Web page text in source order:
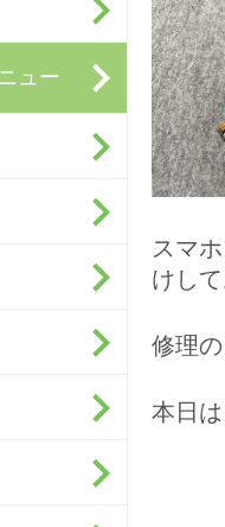
ュー
スマ
けして
修理
本日